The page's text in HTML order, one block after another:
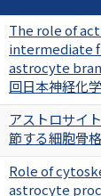
The role of
intermediate
astrocyte
回日本神経化
アストロサイ
節する細胞骨
Role of
astrocyte